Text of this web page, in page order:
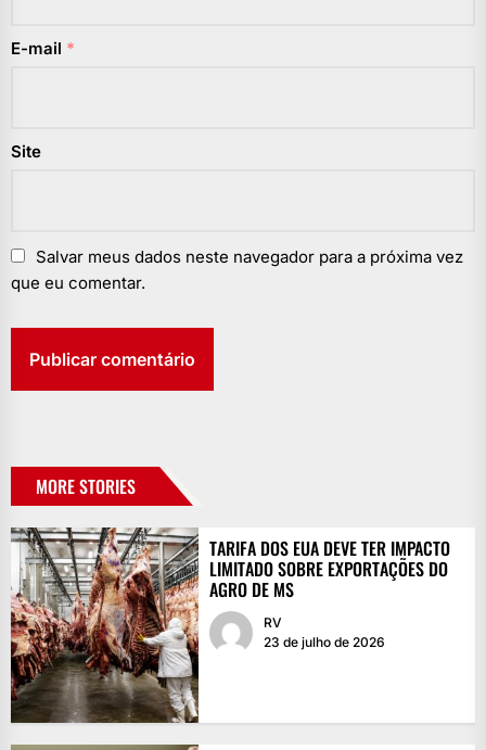
E-mail *
Site
Salvar meus dados neste navegador para a próxima vez
que eu comentar.
MORE STORIES
TARIFA DOS EUA DEVE TER IMPACTO
LIMITADO SOBRE EXPORTAÇÕES DO
AGRO DE MS
RV
23 de julho de 2026